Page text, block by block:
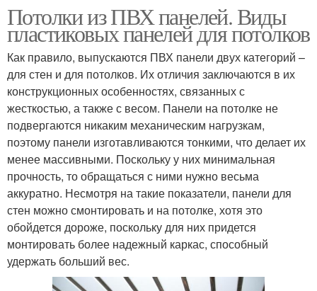
Потолки из ПВХ панелей. Виды
пластиковых панелей для потолков
Как правило, выпускаются ПВХ панели двух категорий –
для стен и для потолков. Их отличия заключаются в их
конструкционных особенностях, связанных с
жесткостью, а также с весом. Панели на потолке не
подвергаются никаким механическим нагрузкам,
поэтому панели изготавливаются тонкими, что делает их
менее массивными. Поскольку у них минимальная
прочность, то обращаться с ними нужно весьма
аккуратно. Несмотря на такие показатели, панели для
стен можно смонтировать и на потолке, хотя это
обойдется дороже, поскольку для них придется
монтировать более надежный каркас, способный
удержать больший вес.